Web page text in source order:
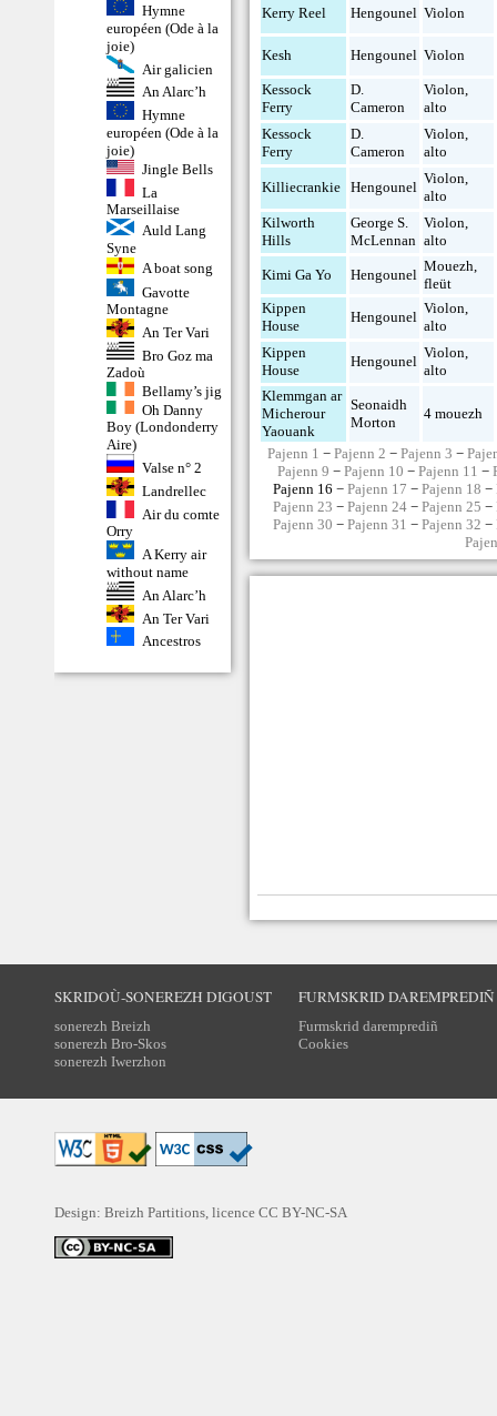
Hymne
européen (Ode à la
joie)
Air galicien
An Alarc’h
Hymne
européen (Ode à la
joie)
Jingle Bells
La
Marseillaise
Auld Lang
Syne
A boat song
Gavotte
Montagne
An Ter Vari
Bro Goz ma
Zadoù
Bellamy’s jig
Oh Danny
Boy (Londonderry
Aire)
Valse n° 2
Landrellec
Air du comte
Orry
A Kerry air
without name
An Alarc’h
An Ter Vari
Ancestros
Kerry Reel
Hengounel Violon
Kesh Hengounel Violon
Kessock
Ferry
D.
Cameron
Violon,
alto
Kessock
Ferry
D.
Cameron
Violon,
alto
Killiecrankie Hengounel
Violon,
alto
Kilworth
Hills
George S.
McLennan
Violon,
alto
Kimi Ga Yo Hengounel
Mouezh,
fleüt
Kippen
House
Hengounel
Violon,
alto
Kippen
House
Hengounel
Violon,
alto
Klemmgan ar
Micherour
Yaouank
Seonaidh
Morton
4 mouezh
Pajenn 1 − Pajenn 2 − Pajenn 3 −
Pajenn 9 − Pajenn 10 − Pajenn 11 −
Pajenn 16 −Pajenn 17 −Pajenn 18 −
Pajenn 23 −Pajenn 24 −Pajenn 25 −
Pajenn 30 −Pajenn 31 −Pajenn 32 −
SKRIDOÙ-SONEREZH DIGOUST
sonerezh Breizh
sonerezh Bro-Skos
sonerezh Iwerzhon
FURMSKRID DAREMPREDIÑ
Furmskrid daremprediñ
Cookies
Design: Breizh Partitions, licence CC BY-NC-SA